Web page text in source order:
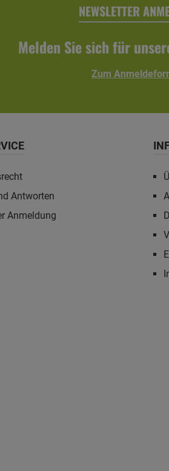
Abdichten und Aufbauanleitung
NEWSLETTER
Melden Sie sich für
Zum
Antworten
Anmeldung